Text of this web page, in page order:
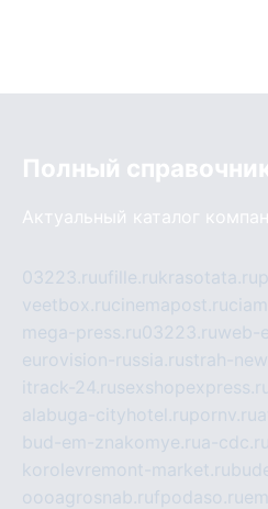
Полный
Актуальный каталог
03223.ruufille.rukrasotata.ru
veetbox.rucinemapost.ru
mega-press.ru03223.ruweb-
eurovision-russia.rustrah-
itrack-24.ru
alabuga-cityhotel.rupornv.ru
bud-em-znakomye.rua-cdc.ru
korolevremont-market.ru
oooagrosnab.rufpodaso.ru